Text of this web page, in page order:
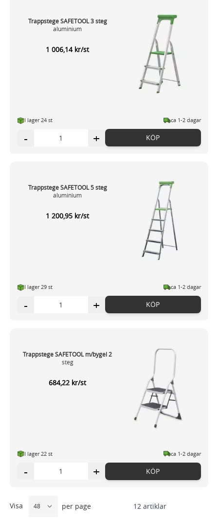
Trappstege SAFETOOL 3 steg
aluminium
1 006,14 kr/st
I lager 24 st ca 1-2 dagar
- + KÖP
Trappstege SAFETOOL 5 steg
aluminium
1 200,95 kr/st
I lager 29 st ca 1-2 dagar
- + KÖP
Trappstege SAFETOOL m/bygel 2
steg
684,22 kr/st
I lager 22 st ca 1-2 dagar
- + KÖP
12 artiklar
Visa per page